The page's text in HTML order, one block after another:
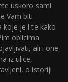
uskoro sami
Vam biti
koje je i te kako
oblicima
ali i one
iz ulice,
o istoriji